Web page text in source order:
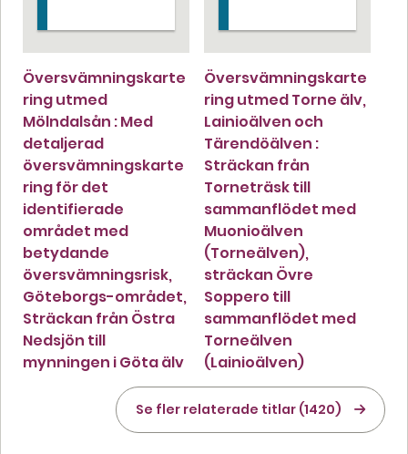
Översvämningskarte
ring utmed
Mölndalsån : Med
detaljerad
översvämningskarte
ring för det
identifierade
området med
betydande
översvämningsrisk,
Göteborgs-området,
Sträckan från Östra
Nedsjön till
mynningen i Göta älv
Översvämningskarte
ring utmed Torne älv,
Lainioälven och
Tärendöälven :
Sträckan från
Torneträsk till
sammanflödet med
Muonioälven
(Torneälven),
sträckan Övre
Soppero till
sammanflödet med
Torneälven
(Lainioälven)
Se fler relaterade titlar (1420)